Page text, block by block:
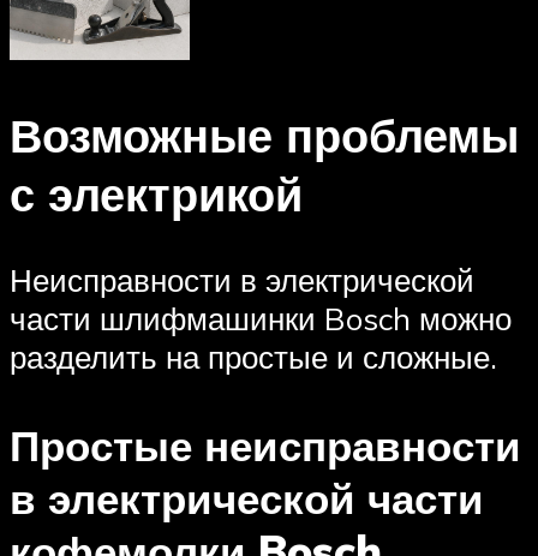
Возможные проблемы
с электрикой
Неисправности в электрической
части шлифмашинки Bosch можно
разделить на простые и сложные.
Простые неисправности
в электрической части